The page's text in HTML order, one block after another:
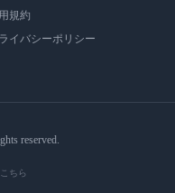
規約
イバシーポリシー
reserved.
ちら